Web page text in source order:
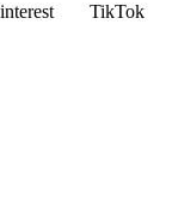
TikTok